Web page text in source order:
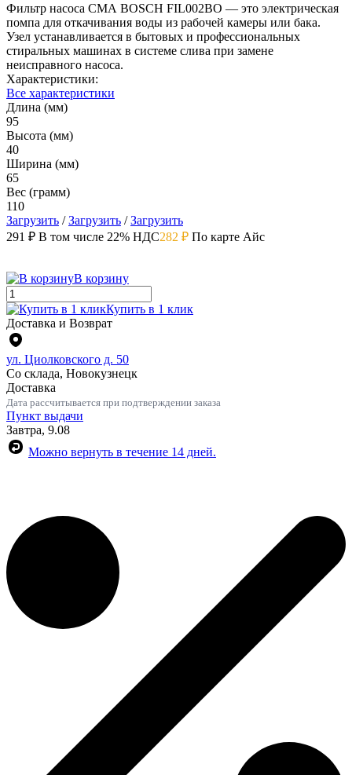
Фильтр насоса СМА BOSCH FIL002BO — это электрическая
помпа для откачивания воды из рабочей камеры или бака.
Узел устанавливается в бытовых и профессиональных
стиральных машинах в системе слива при замене
неисправного насоса.
Характеристики:
Все характеристики
Длина (мм)
95
Высота (мм)
40
Ширина (мм)
65
Вес (грамм)
110
Загрузить /Загрузить /Загрузить
291 ₽ В том числе 22% НДС282 ₽ По карте Айс
В корзину
Купить в 1 клик
Доставка и Возврат
ул. Циолковского д. 50
Со склада, Новокузнецк
Доставка
Дата рассчитывается при подтверждении заказа
Пункт выдачи
Завтра, 9.08
Можно вернуть в течение 14 дней.